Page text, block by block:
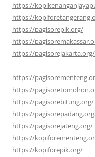
https://
https://
https://pagisorepik.org/
https://
https://pagisorejakarta.org/
https://
https://
https://pagisorebitung.org/
https://
https://pagisorejateng.org/
https://
https://kopiforepik.org/